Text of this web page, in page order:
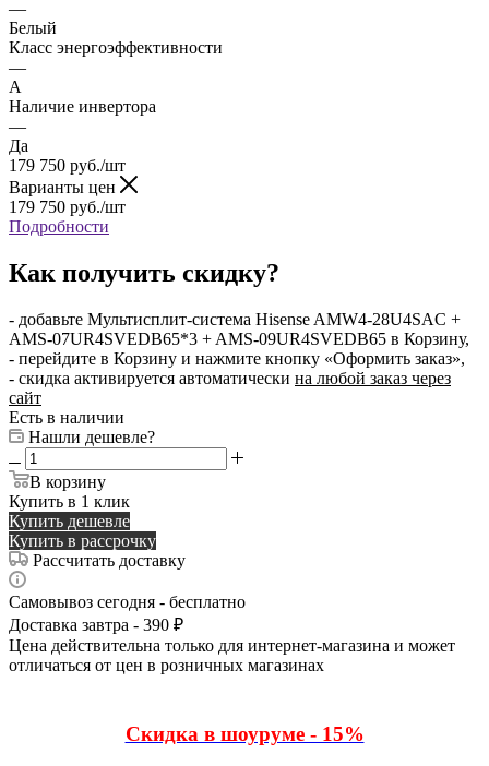
—
Белый
Класс энергоэффективности
—
A
Наличие инвертора
—
Да
179 750 руб./шт
Варианты цен
179 750 руб./шт
Подробности
Как получить скидку?
- добавьте Мультисплит-система Hisense AMW4-28U4SAC +
AMS-07UR4SVEDB65*3 + AMS-09UR4SVEDB65 в Корзину,
- перейдите в Корзину и нажмите кнопку «Оформить заказ»,
- скидка активируется автоматически на любой заказ через
сайт
Есть в наличии
Нашли дешевле?
В корзину
Купить в 1 клик
Купить дешевле
Купить в рассрочку
Рассчитать доставку
Самовывоз сегодня - бесплатно
Доставка завтра - 390 ₽
Цена действительна только для интернет-магазина и может
отличаться от цен в розничных магазинах
Скидка в шоуруме - 15%